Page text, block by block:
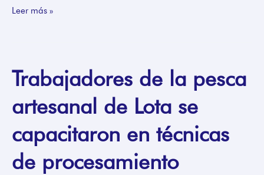
Leer más »
Trabajadores de la pesca
artesanal de Lota se
capacitaron en técnicas
de procesamiento
Trabajadores
de
la
artesanal
de
Lota